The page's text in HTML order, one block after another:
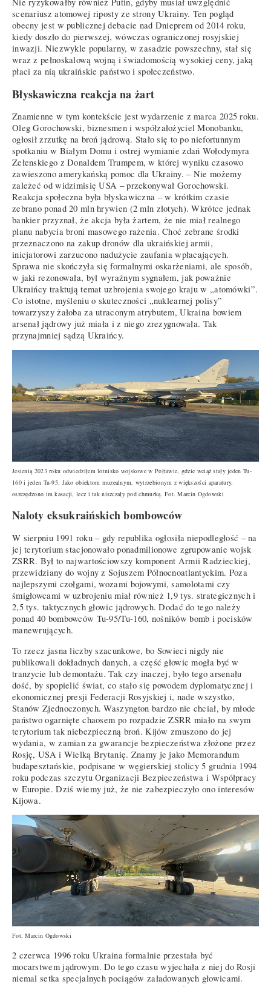
scenariusz atomowej riposty ze strony Ukrainy. Ten pogląd
obecny jest w publicznej debacie nad Dnieprem od 2014 roku,
kiedy doszło do pierwszej, wówczas ograniczonej rosyjskiej
inwazji. Niezwykle popularny, w zasadzie powszechny, stał się
wraz z pełnoskalową wojną i świadomością wysokiej ceny, jaką
płaci za nią ukraińskie państwo i społeczeństwo.
Błyskawiczna reakcja na żart
Znamienne w tym kontekście jest wydarzenie z marca 2025 roku.
Oleg Gorochowski, biznesmen i współzałożyciel Monobanku,
ogłosił zrzutkę na broń jądrową. Stało się to po niefortunnym
spotkaniu w Białym Domu i ostrej wymianie zdań Wołodymyra
Zełenskiego z Donaldem Trumpem, w której wyniku czasowo
zawieszono amerykańską pomoc dla Ukrainy. – Nie możemy
zależeć od widzimisię USA – przekonywał Gorochowski.
Reakcja społeczna była błyskawiczna – w krótkim czasie
zebrano ponad 20 mln hrywien (2 mln złotych). Wkrótce jednak
bankier przyznał, że akcja była żartem, że nie miał realnego
planu nabycia broni masowego rażenia. Choć zebrane środki
przeznaczono na zakup dronów dla ukraińskiej armii,
inicjatorowi zarzucono nadużycie zaufania wpłacających.
Sprawa nie skończyła się formalnymi oskarżeniami, ale sposób,
w jaki rezonowała, był wyraźnym sygnałem, jak poważnie
Ukraińcy traktują temat uzbrojenia swojego kraju w „atomówki”.
Co istotne, myśleniu o skuteczności „nuklearnej polisy”
towarzyszy żałoba za utraconym atrybutem, Ukraina bowiem
arsenał jądrowy już miała i z niego zrezygnowała. Tak
przynajmniej sądzą Ukraińcy.
Jesienią 2023 roku odwiedziłem lotnisko wojskowe w Połtawie, gdzie wciąż stały jeden Tu-
160 i jeden Tu-95. Jako obiektom muzealnym, wytrzebionym z większości aparatury,
oszczędzono im kasacji, lecz i tak niszczały pod chmurką. Fot. Marcin Ogdowski
Naloty eksukraińskich bombowców
W sierpniu 1991 roku – gdy republika ogłosiła niepodległość – na
jej terytorium stacjonowało ponadmilionowe zgrupowanie wojsk
ZSRR. Był to najwartościowszy komponent Armii Radzieckiej,
przewidziany do wojny z Sojuszem Północnoatlantyckim. Poza
najlepszymi czołgami, wozami bojowymi, samolotami czy
śmigłowcami w uzbrojeniu miał również 1,9 tys. strategicznych i
2,5 tys. taktycznych głowic jądrowych. Dodać do tego należy
ponad 40 bombowców Tu-95/Tu-160, nośników bomb i pocisków
manewrujących.
To rzecz jasna liczby szacunkowe, bo Sowieci nigdy nie
publikowali dokładnych danych, a część głowic mogła być w
tranzycie lub demontażu. Tak czy inaczej, było tego arsenału
dość, by spopielić świat, co stało się powodem dyplomatycznej i
ekonomicznej presji Federacji Rosyjskiej i, nade wszystko,
Stanów Zjednoczonych. Waszyngton bardzo nie chciał, by młode
państwo ogarnięte chaosem po rozpadzie ZSRR miało na swym
terytorium tak niebezpieczną broń. Kijów zmuszono do jej
wydania, w zamian za gwarancje bezpieczeństwa złożone przez
Rosję, USA i Wielką Brytanię. Znamy je jako Memorandum
budapesztańskie, podpisane w węgierskiej stolicy 5 grudnia 1994
roku podczas szczytu Organizacji Bezpieczeństwa i Współpracy
w Europie. Dziś wiemy już, że nie zabezpieczyło ono interesów
Kijowa.
Fot. Marcin Ogdowski
2 czerwca 1996 roku Ukraina formalnie przestała być
mocarstwem jądrowym. Do tego czasu wyjechała z niej do Rosji
niemal setka specjalnych pociągów załadowanych głowicami.